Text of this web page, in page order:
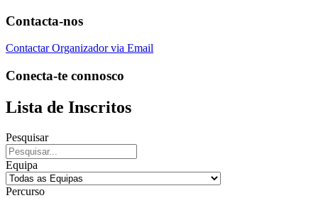
Contacta-nos
Contactar Organizador via Email
Conecta-te connosco
Lista de Inscritos
Pesquisar
Equipa
Percurso